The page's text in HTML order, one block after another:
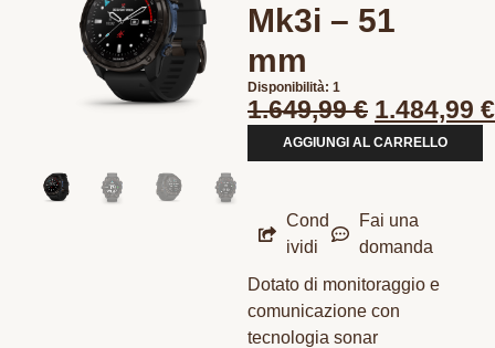
Mk3i – 51
mm
Disponibilità: 1
1.649,99€ 1.484,99 €
AGGIUNGI AL CARRELLO
Cond
ividi
Fai una
domanda
Dotato di monitoraggio e
comunicazione con
tecnologia sonar